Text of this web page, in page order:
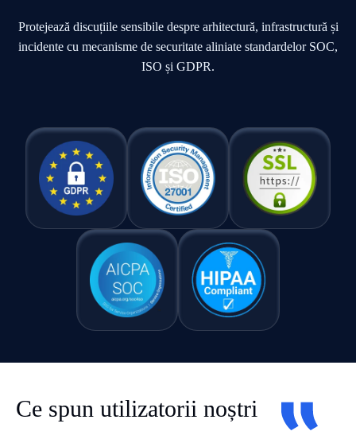
Protejează discuțiile sensibile despre arhitectură, infrastructură și
incidente cu mecanisme de securitate aliniate standardelor SOC,
ISO și GDPR.
Ce spun utilizatorii noștri